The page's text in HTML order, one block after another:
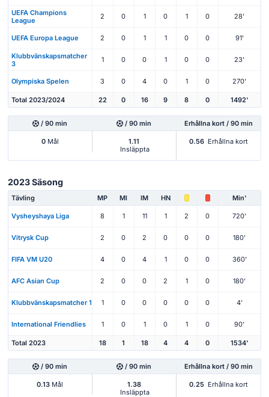
UEFA Champions
League
2 0 1 0 1 0 28'
UEFA Europa League 2 0 1 1 0 0 91'
Klubbvänskapsmatcher
3
1 0 0 1 0 0 23'
Olympiska Spelen 3 0 4 0 1 0 270'
Total 2023/2024 22 0 16 9 8 0 1492'
/ 90 min / 90 min Erhållna kort / 90 min
0Mål
1.11
Insläppta
0.56 Erhållna kort
2023 Säsong
Tävling MP Ml IM HN Min'
Vysheyshaya Liga 8 1 11 1 2 0 720'
Vitrysk Cup 2 0 2 0 0 0 180'
FIFA VM U20 4 0 4 1 0 0 360'
AFC Asian Cup 2 0 0 2 1 0 180'
Klubbvänskapsmatcher 1 1 0 0 0 0 0 4'
International Friendlies 1 0 1 0 1 0 90'
Total 2023 18 1 18 4 4 0 1534'
/ 90 min / 90 min Erhållna kort / 90 min
0.13 Mål
1.38
Insläppta
0.25 Erhållna kort